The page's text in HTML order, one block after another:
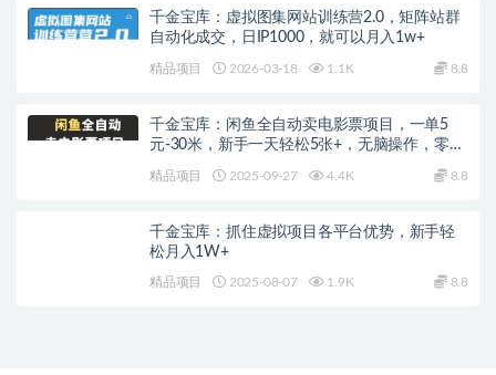
千金宝库：虚拟图集网站训练营2.0，矩阵站群
自动化成交，日IP1000，就可以月入1w+
精品项目 2026-03-18 1.1K 8.8
千金宝库：闲鱼全自动卖电影票项目，一单5
元-30米，新手一天轻松5张+，无脑操作，零投
精品项目 2025-09-27 4.4K 8.8
千金宝库：抓住虚拟项目各平台优势，新手轻
松月入1W+
精品项目 2025-08-07 1.9K 8.8